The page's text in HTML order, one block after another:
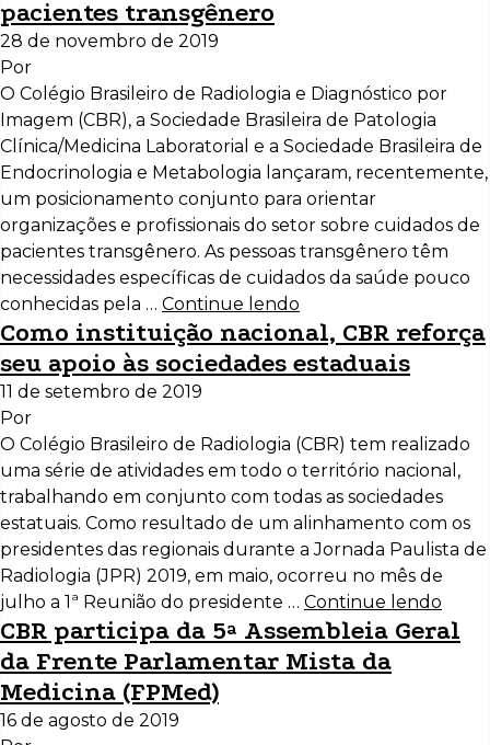
pacientes transgênero
28 de novembro de 2019
Por
O Colégio Brasileiro de Radiologia e Diagnóstico por
Imagem (CBR), a Sociedade Brasileira de Patologia
Clínica/Medicina Laboratorial e a Sociedade Brasileira de
Endocrinologia e Metabologia lançaram, recentemente,
um posicionamento conjunto para orientar
organizações e profissionais do setor sobre cuidados de
pacientes transgênero. As pessoas transgênero têm
necessidades específicas de cuidados da saúde pouco
conhecidas pela … Continue lendo
Como instituição nacional, CBR reforça
seu apoio às sociedades estaduais
11 de setembro de 2019
Por
O Colégio Brasileiro de Radiologia (CBR) tem realizado
uma série de atividades em todo o território nacional,
trabalhando em conjunto com todas as sociedades
estatuais. Como resultado de um alinhamento com os
presidentes das regionais durante a Jornada Paulista de
Radiologia (JPR) 2019, em maio, ocorreu no mês de
julho a 1ª Reunião do presidente … Continue lendo
CBR participa da 5ª Assembleia Geral
da Frente Parlamentar Mista da
Medicina (FPMed)
16 de agosto de 2019